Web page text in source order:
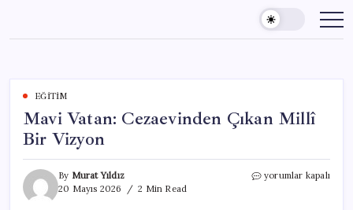
content
EĞITIM
Mavi Vatan: Cezaevinden Çıkan Millî
Bir Vizyon
By Murat Yıldız
20 Mayıs 2026
2 Min Read
Mavi
yorumlar kapalı